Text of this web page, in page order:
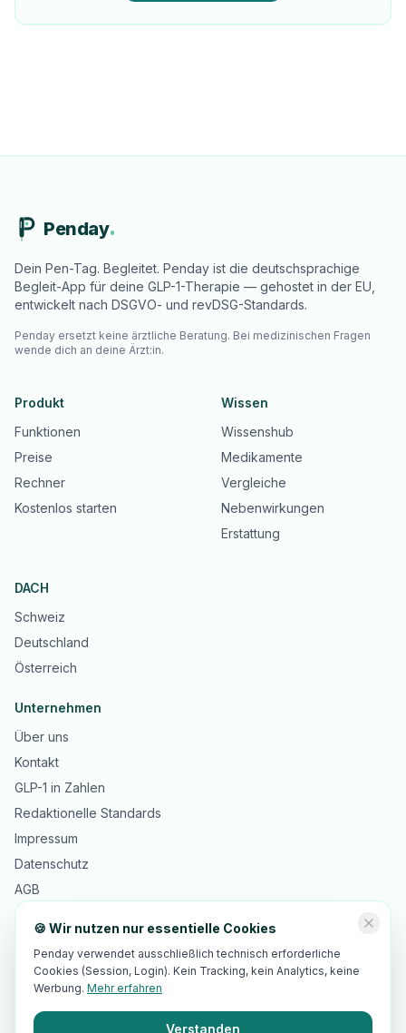
Penday
Dein Pen-Tag. Begleitet. Penday ist die deutschsprachige
Begleit-App für deine GLP-1-Therapie — gehostet in der EU,
entwickelt nach DSGVO- und revDSG-Standards.
Penday ersetzt keine ärztliche Beratung. Bei medizinischen Fragen
wende dich an deine Ärzt:in.
Produkt
Funktionen
Preise
Rechner
Kostenlos starten
Wissen
Wissenshub
Medikamente
Vergleiche
Nebenwirkungen
Erstattung
DACH
Schweiz
Deutschland
Österreich
Unternehmen
Über uns
Kontakt
GLP-1 in Zahlen
Redaktionelle Standards
Impressum
Datenschutz
AGB
2026Innopulse Consulting GmbH · Gotthardstrasse 30, 6300 Zug,
Schweiz · Penday ist eine beim IGE eingetragene Marke
Standards
🍪 Wir nutzen nur essentielle Cookies
Penday verwendet ausschließlich technisch erforderliche
Cookies (Session, Login). Kein Tracking, kein Analytics, keine
Werbung. Mehr erfahren
Verstanden